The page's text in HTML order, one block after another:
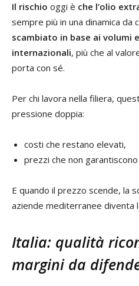
Il rischio oggi è che l’olio
sempre più in una dinamica
scambiato in base ai volumi
internazionali, più che al
porta con sé.
Per chi lavora nella filiera,
pressione doppia:
costi che restano elevati,
prezzi che non
E quando il prezzo scende, la
aziende mediterranee diventa
Italia: qualità
margini da